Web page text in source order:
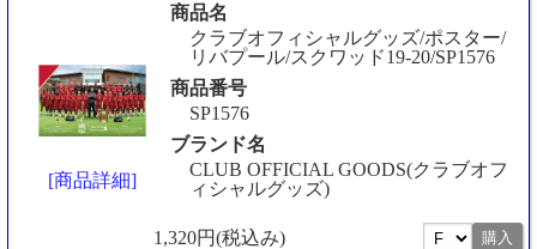
[商品詳細]
商品名
クラブオフィシャルグッズ/ポスター/
リバプール/スクワッド19-20/SP1576
商品番号
SP1576
ブランド名
CLUB OFFICIAL GOODS(クラブオフ
ィシャルグッズ)
1,320円(税込み)